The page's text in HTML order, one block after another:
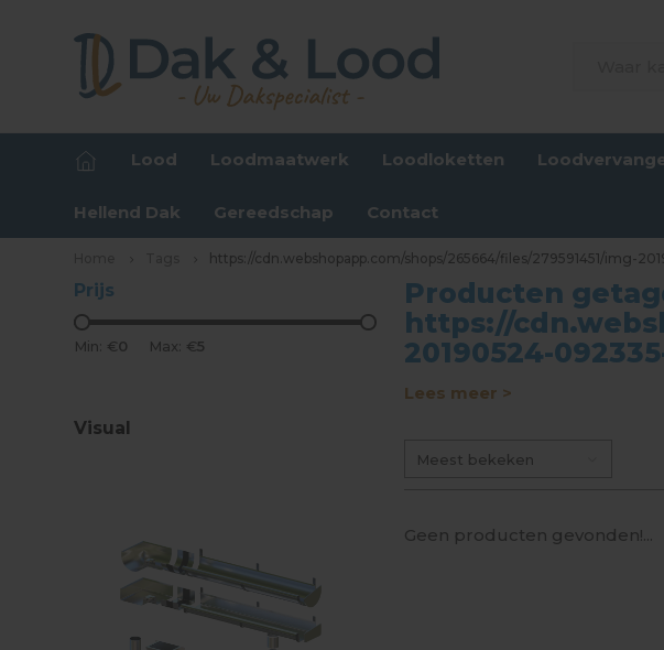
Lood Loodmaatwerk Loodloketten
Hellend Dak Gereedschap Contact
https://cdn.webshopapp.com/shops/265664/files/279591451/img-
Prijs
Min: €0 Max: €5
Visual
Producten
https://
20190524-
Lees meer >
Meest bekeken
Geen producten gevonden!...